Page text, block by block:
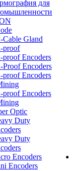
для
Cable Gland
proof
proof Encoders
Proof Encoders
proof Encoders
proof Encoders
Optic
Duty
Duty
Encoders
Encoders